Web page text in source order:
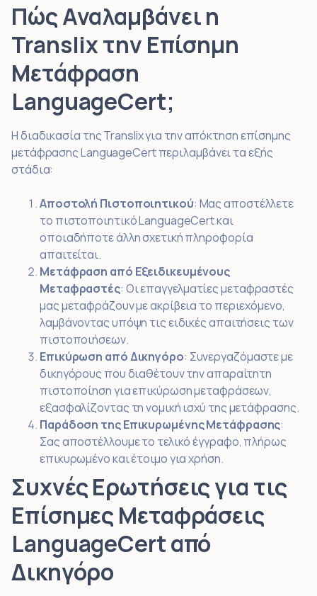
Πώς Αναλαμβάνει η
Translix την Επίσημη
Μετάφραση
LanguageCert;
Η διαδικασία της Translix για την απόκτηση επίσημης
μετάφρασης LanguageCert περιλαμβάνει τα εξής
στάδια:
Αποστολή Πιστοποιητικού: Μας αποστέλλετε
το πιστοποιητικό LanguageCert και
οποιαδήποτε άλλη σχετική πληροφορία
απαιτείται.
Μετάφραση από Εξειδικευμένους
Μεταφραστές: Οι επαγγελματίες μεταφραστές
μας μεταφράζουν με ακρίβεια το περιεχόμενο,
λαμβάνοντας υπόψη τις ειδικές απαιτήσεις των
πιστοποιήσεων.
Επικύρωση από Δικηγόρο: Συνεργαζόμαστε με
δικηγόρους που διαθέτουν την απαραίτητη
πιστοποίηση για επικύρωση μεταφράσεων,
εξασφαλίζοντας τη νομική ισχύ της μετάφρασης.
Παράδοση της Επικυρωμένης Μετάφρασης:
Σας αποστέλλουμε το τελικό έγγραφο, πλήρως
επικυρωμένο και έτοιμο για χρήση.
Συχνές Ερωτήσεις για τις
Επίσημες Μεταφράσεις
LanguageCert από
Δικηγόρο